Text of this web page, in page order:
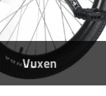
Vuxen